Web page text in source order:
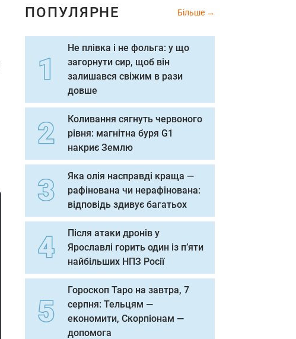
ПОПУЛЯРНЕ Більше
Не плівка і не фольга: у що
загорнути сир, щоб він
залишався свіжим в рази
довше
Коливання сягнуть червоного
рівня: магнітна буря G1
накриє Землю
Яка олія насправді краща —
рафінована чи нерафінована:
відповідь здивує багатьох
Після атаки дронів у
Ярославлі горить один із п’яти
найбільших НПЗ Росії
Гороскоп Таро на завтра, 7
серпня: Тельцям —
економити, Скорпіонам —
допомога